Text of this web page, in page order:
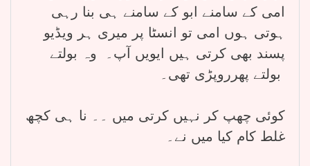
امی کے سامنے ابو کے سامنے ہی بنا رہی
ہوتی ہوں امی تو انسٹا پر میری ہر ویڈیو
پسند بھی کرتی ہیں ایویں آپ۔ وہ بولتے
کوئی چھپ کر نہیں کرتی میں ۔۔ نا ہی کچھ
غلط کام کیا میں نے۔